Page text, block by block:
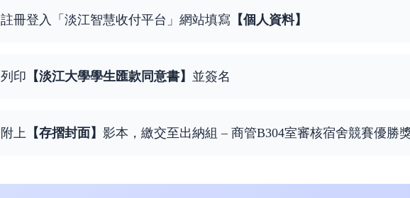
註冊登入「淡江智慧收付平台」網站填寫 【個人資料】
列印 【淡江大學學生匯款同意書】 並簽名
附上 【存摺封面】影本，繳交至出納組 – 商管B304室審核宿舍競賽優勝